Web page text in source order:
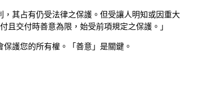
其占有仍受法律之保護。但受讓人明知或因重大
交付時善意為限，始受前項規定之保護。」
護您的所有權。「善意」是關鍵。